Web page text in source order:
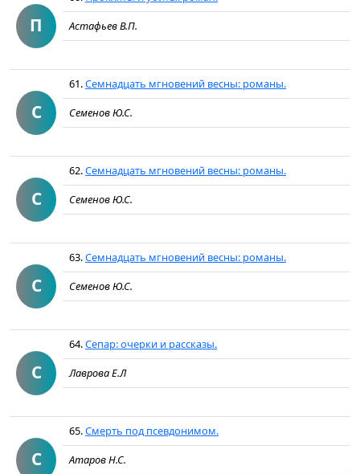
П
Астафьев В.П.
С
61.Семнадцать мгновений весны: романы.
Семенов Ю.С.
С
62.Семнадцать мгновений весны: романы.
Семенов Ю.С.
С
63.Семнадцать мгновений весны: романы.
Семенов Ю.С.
С
64.Сепар: очерки и рассказы.
Лаврова Е.Л
С
65.Смерть под псевдонимом.
Атаров Н.С.